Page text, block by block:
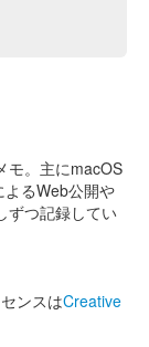
モ。主にmacOS
よるWeb公開や
ずつ記録してい
ンスはCreative